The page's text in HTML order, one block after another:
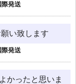
際発送
い致します
際発送
かったと思いま